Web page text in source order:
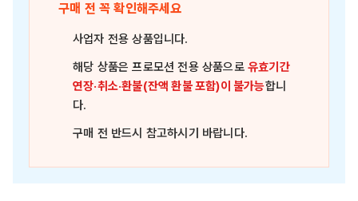
구매 전 꼭 확인해주세요
사업자 전용 상품입니다.
해당 상품은프로모션 전용 상품으로유효기간
연장·취소·환불(잔액 환불 포함)이 불가능합니
다.
구매 전 반드시 참고하시기 바랍니다.